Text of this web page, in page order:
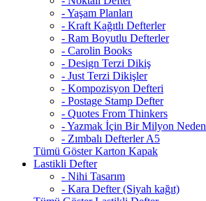
- Yaşam Planları
- Kraft Kağıtlı Defterler
- Ram Boyutlu Defterler
- Carolin Books
- Design Terzi Dikiş
- Just Terzi Dikişler
- Kompozisyon Defteri
- Postage Stamp Defter
- Quotes From Thinkers
- Yazmak İçin Bir Milyon Neden
- Zımbalı Defterler A5
Tümü Göster Karton Kapak
Lastikli Defter
- Nihi Tasarım
- Kara Defter (Siyah kağıt)